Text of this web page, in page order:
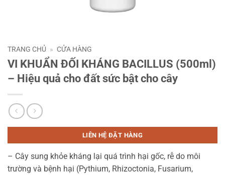
TRANG CHỦ » CỬA HÀNG
VI KHUẨN ĐỐI KHÁNG BACILLUS (500ml)
– Hiệu quả cho đất sức bật cho cây
LIÊN HỆ ĐẶT HÀNG
– Cây sung khỏe kháng lại quá trình hại gốc, rễ do môi
trường và bệnh hại (Pythium, Rhizoctonia, Fusarium,